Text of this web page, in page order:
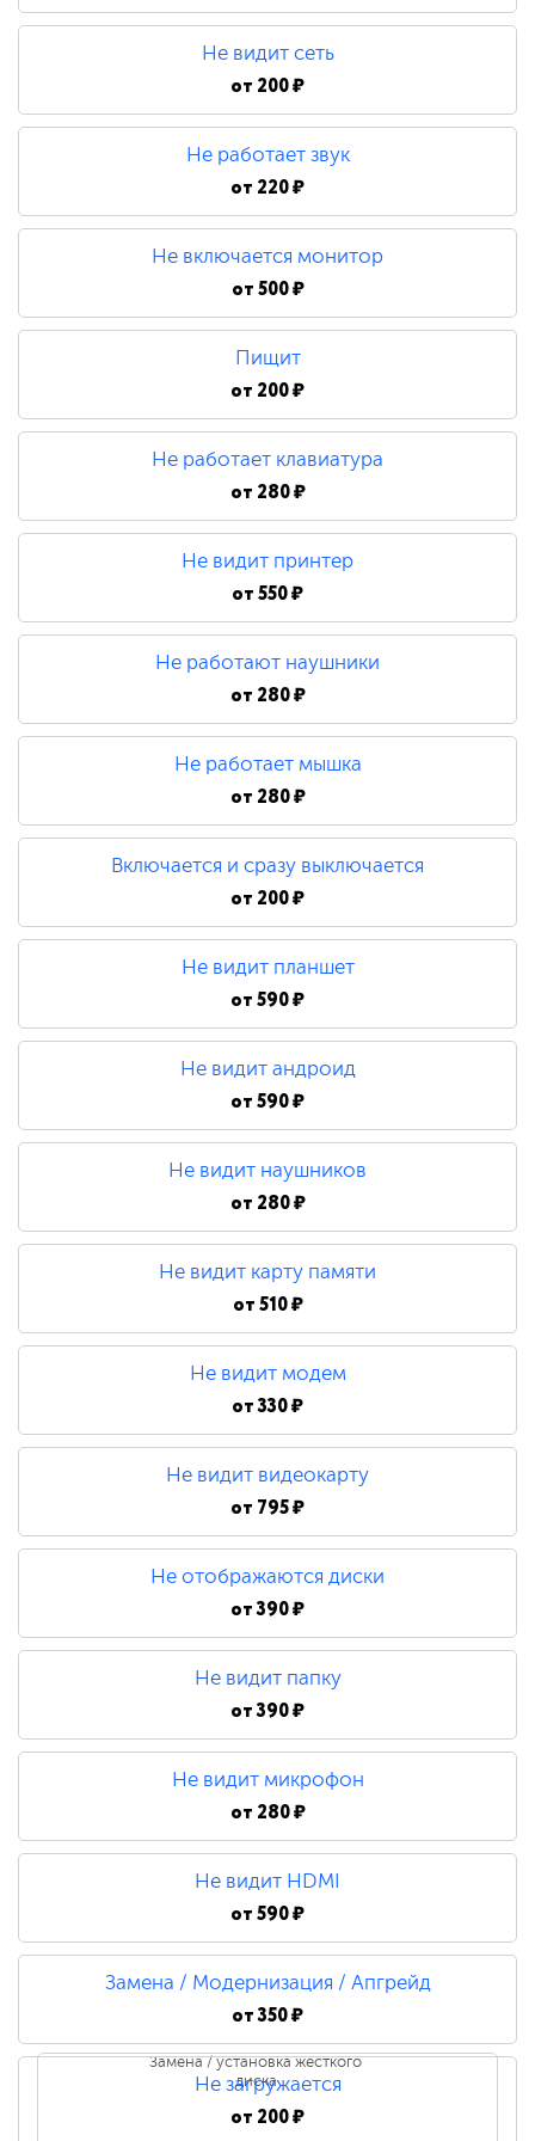
480 ₽
Замена процессора
790 ₽
Не видит сеть
от 200 ₽
Не работает звук
от 220 ₽
Не включается монитор
от500 ₽
Пищит
от 200 ₽
Не работает клавиатура
от 280 ₽
Не видит принтер
от550 ₽
Не работают наушники
от 280 ₽
Не работает мышка
от 280 ₽
Включается и сразу выключается
от 200 ₽
Не видит планшет
от590 ₽
Не видит андроид
от590 ₽
Не видит наушников
от 280 ₽
Не видит карту памяти
от510 ₽
Не видит модем
от330 ₽
Не видит видеокарту
от 795 ₽
Не отображаются диски
от390 ₽
Не видит папку
от390 ₽
Не видит микрофон
от 280 ₽
Не видит HDMI
от590 ₽
Замена / Модернизация / Апгрейд
от350 ₽
Замена / установка жесткого
диска
Не загружается
от 200 ₽